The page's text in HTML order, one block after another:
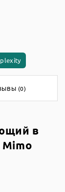
(0)
в
Mimo